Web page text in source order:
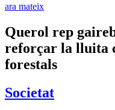
ara mateix
Querol rep
reforçar la lluita
forestals
Societat